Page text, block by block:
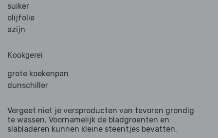
suiker
olijfolie
azijn
Kookgerei
grote koekenpan
dunschiller
Vergeet niet je versproducten van tevoren grondig
te wassen. Voornamelijk de bladgroenten en
slabladeren kunnen kleine steentjes bevatten.